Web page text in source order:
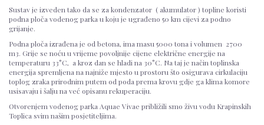
Sustav je izveden tako da se za kondenzator ( akumulator ) topline koristi
podna ploča vodenog parka u koju je ugrađeno 50 km cijevi za podno
grijanje.
Podna ploča izrađena je od betona, ima masu 5000 tona i volumen 2700
m3. Grije se noću u vrijeme povoljnije cijene električne energije na
temperaturu 33°C, a kroz dan se hladi na 30°C. Na taj je način toplinska
energija spremljena na najniže mjesto u prostoru što osigurava cirkulaciju
toplog zraka prirodnim putem od poda prema krovu gdje ga klima komore
usisavaju i šalju na već opisanu rekuperaciju.
Otvorenjem vodenog parka Aquae Vivae približili smo živu vodu Krapinskih
Toplica svim našim posjetiteljima.